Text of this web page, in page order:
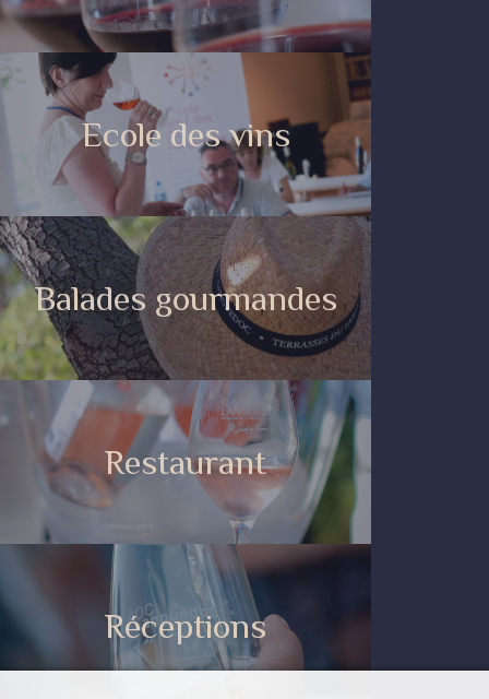
Ecole des vins
Balades gourmandes
Restaurant
Réceptions